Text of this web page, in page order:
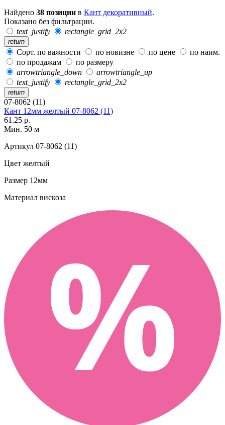
Найдено 38 позиции в Кант декоративный.
Показано без фильтрации.
text_justify
rectangle_grid_2x2
return
Сорт. по важности по новизне по цене
по наим.
по продажам
по размеру
arrowtriangle_down
arrowtriangle_up
text_justify
rectangle_grid_2x2
return
07-8062 (11)
Кант 12мм желтый 07-8062 (11)
61.25 р.
Мин. 50 м
Артикул 07-8062 (11)
Цвет желтый
Размер 12мм
Материал вискоза